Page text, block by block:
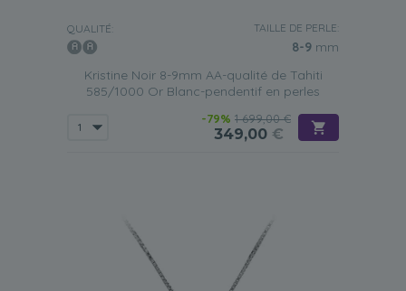
QUALITÉ: TAILLE DE PERLE:
8-9 mm
Kristine Noir 8-9mm AA-qualité de Tahiti
585/1000 Or Blanc-pendentif en perles
-79% 1 699,00 €
349,00 €